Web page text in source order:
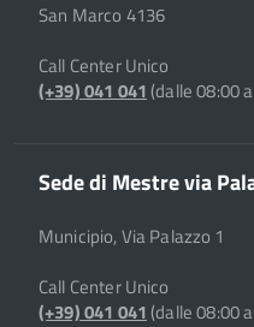
San Marco 4136
Call Center Unico
(+39) 041 041(dalle 08:00
Sede di Mestre via
Municipio, Via Palazzo 1
Call Center Unico
(+39) 041 041(dalle 08:00